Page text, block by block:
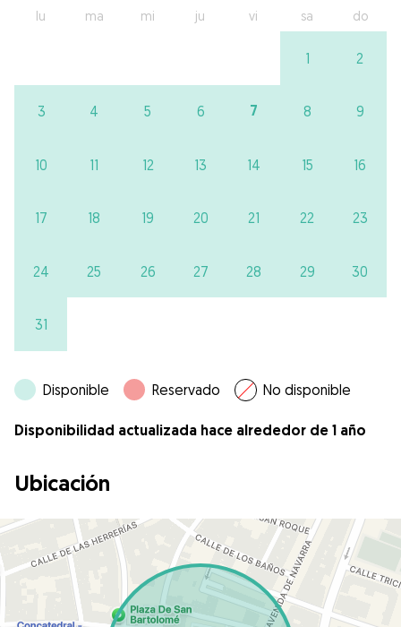
lu ma mi ju vi sa do
1 2
3 4 5 6 7 8 9
10 11 12 13 14 15 16
17 18 19 20 21 22 23
24 25 26 27 28 29 30
31
Disponible Reservado No disponible
Disponibilidad actualizada hace alrededor de 1 año
Ubicación